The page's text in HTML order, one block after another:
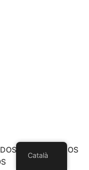
LOS DERECHOS
Català